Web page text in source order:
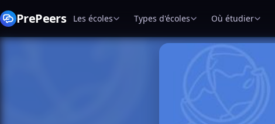
PrePeers Les écoles Types d'écoles Où étudier